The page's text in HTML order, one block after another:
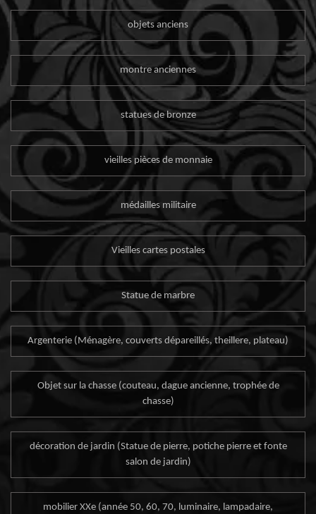
objets anciens
montre anciennes
statues de bronze
vieilles pièces de monnaie
médailles militaire
Vieilles cartes postales
Statue de marbre
Argenterie (Ménagère, couverts dépareillés, theillere, plateau)
Objet sur la chasse (couteau, dague ancienne, trophée de
chasse)
décoration de jardin (Statue de pierre, potiche pierre et fonte
salon de jardin)
mobilier XXe (année 50, 60, 70, luminaire, lampadaire,